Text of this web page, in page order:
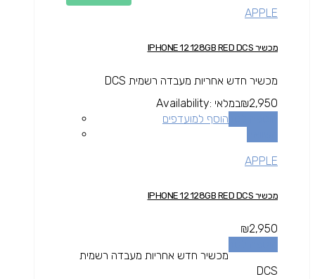
APPLE
מכשיר IPHONE 12 128GB RED DCS
מכשיר חדש אחריות מעבדה רשמית DCS
₪2,950
Availability: במלאי
הוסף למועדפים
APPLE
מכשיר IPHONE 12 128GB RED DCS
₪2,950
מכשיר חדש אחריות מעבדה רשמית
DCS